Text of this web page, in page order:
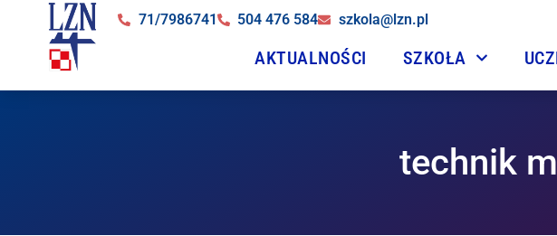
71/7986741 504 476 584 szkola@lzn.pl
AKTUALNOŚCI SZKOŁA
technik